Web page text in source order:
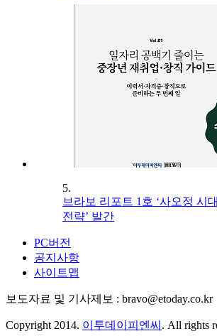
5.
브라보 리포트 1호 ‘사오정 시
전략’ 발간
PC버전
공지사항
사이트맵
보도자료 및 기사제보 : bravo@etoday.co.kr
Copyright 2014. 이투데이피엔씨 . All rights